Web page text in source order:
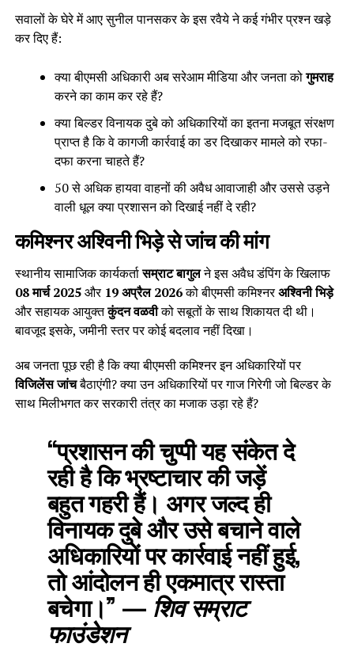
सवालों के घेरे में आए सुनील पानसकर के इस रवैये ने कई गंभीर प्रश्न खड़े
कर दिए हैं:
क्या बीएमसी अधिकारी अब सरेआम मीडिया और जनता कोगुमराह
करने का काम कर रहे हैं?
क्या बिल्डर विनायक दुबे को अधिकारियों का इतना मजबूत संरक्षण
प्राप्त है कि वे कागजी कार्रवाई का डर दिखाकर मामले को रफा-
दफा करना चाहते हैं?
50 से अधिक हायवा वाहनों की अवैध आवाजाही और उससे उड़ने
वाली धूल क्या प्रशासन को दिखाई नहीं दे रही?
कमिश्नर अश्विनी भिड़े से जांच की मांग
स्थानीय सामाजिक कार्यकर्तासम्राट बागुलने इस अवैध डंपिंग के खिलाफ
08 मार्च 2025और 19 अप्रैल 2026को बीएमसी कमिश्नरअश्विनी भिड़े
और सहायक आयुक्तकुंदन वळवीको सबूतों के साथ शिकायत दी थी।
बावजूद इसके, जमीनी स्तर पर कोई बदलाव नहीं दिखा।
अब जनता पूछ रही है कि क्या बीएमसी कमिश्नर इन अधिकारियों पर
विजिलेंस जांचबैठाएंगी? क्या उन अधिकारियों पर गाज गिरेगी जो बिल्डर के
साथ मिलीभगत कर सरकारी तंत्र का मजाक उड़ा रहे हैं?
“प्रशासन की चुप्पी यह संकेत दे
रही है कि भ्रष्टाचार की जड़ें
बहुत गहरी हैं। अगर जल्द ही
विनायक दुबे और उसे बचाने वाले
अधिकारियों पर कार्रवाई नहीं हुई,
तो आंदोलन ही एकमात्र रास्ता
बचेगा।” — शिव सम्राट
फाउंडेशन